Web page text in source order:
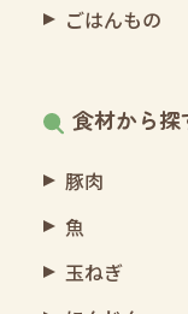
ごはんもの
食材から探
豚肉
魚
玉ねぎ